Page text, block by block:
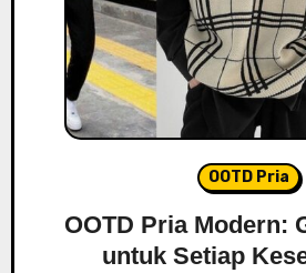
OOTD Pria
OOTD Pria Modern:
untuk Setiap